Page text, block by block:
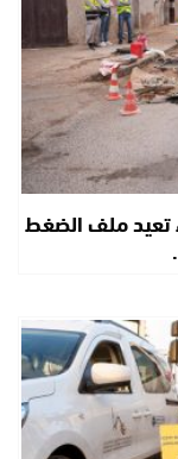
تعيد ملف الضغط